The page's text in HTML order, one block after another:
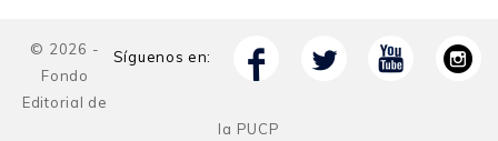
Síguenos en:
© 2026 -
Fondo
Editorial de
la PUCP